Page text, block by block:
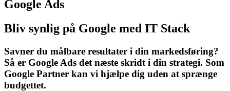
Google Ads
Bliv synlig på Google med IT Stack
Savner du målbare resultater i din markedsføring?
Så er Google Ads det næste skridt i din strategi. Som
Google Partner kan vi hjælpe dig uden at sprænge
budgettet.